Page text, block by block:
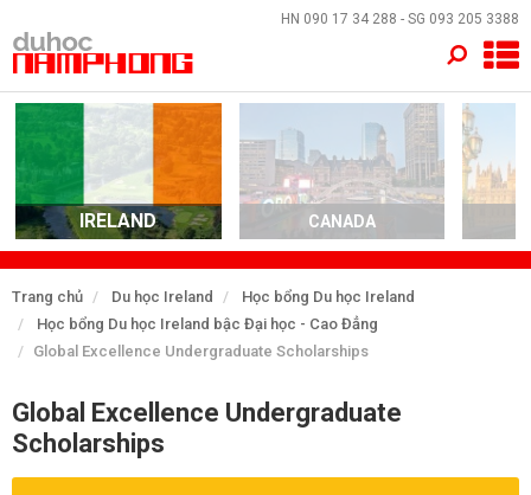
HN 090 17 34 288 - SG 093 205 3388
IRELAND CANADA
Trang chủ Du học Ireland
Học bổng Du học Ireland
Học bổng Du học Ireland bậc Đại học - Cao Đẳng
Global Excellence Undergraduate Scholarships
Global Excellence Undergraduate
Scholarships
×
TRANG CHỦ
EVENTS
DỊCH VỤ
VỀ NAM PHONG